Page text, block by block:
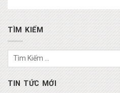
TÌM KIẾM
TIN TỨC MỚI